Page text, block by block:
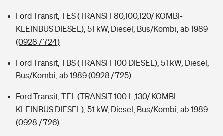
Ford Transit, TES (TRANSIT 80,100,120/ KOMBI-
KLEINBUS DIESEL), 51 kW, Diesel, Bus/Kombi, ab 1989
(0928 / 724)
Ford Transit, TBS (TRANSIT 100 DIESEL), 51 kW, Diesel,
Bus/Kombi, ab 1989(0928 / 725)
Ford Transit, TEL (TRANSIT 100 L,130/ KOMBI-
KLEINBUS DIESEL), 51 kW, Diesel, Bus/Kombi, ab 1989
(0928 / 726)